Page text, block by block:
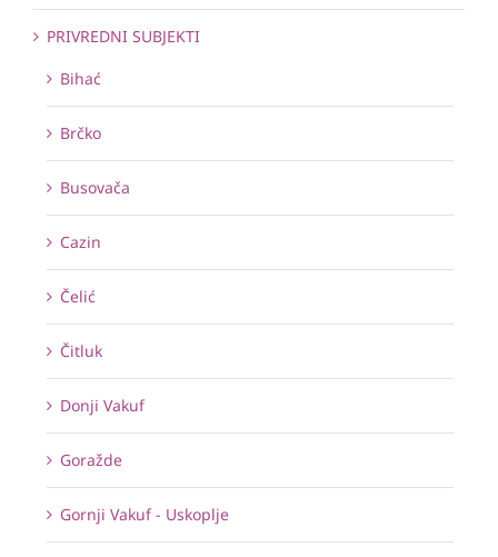
PRIVREDNI SUBJEKTI
Bihać
Brčko
Busovača
Cazin
Čelić
Čitluk
Donji Vakuf
Goražde
Gornji Vakuf - Uskoplje